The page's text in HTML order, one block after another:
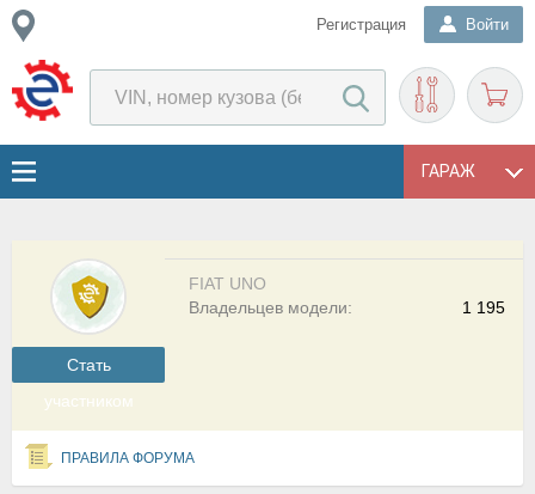
Регистрация Войти
ГАРАЖ
Cтать
участником
FIAT UNO
1 195
Владельцев модели:
ПРАВИЛА ФОРУМА